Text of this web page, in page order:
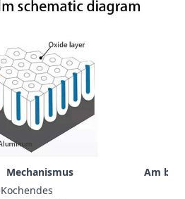
Mechanismus Am
Kochendes